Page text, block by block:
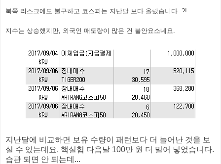
북쪽 리스크에도 불구하고 코스피는 지난달 보다 올랐습니다. ?!
지수는 상승했지만, 외국인 매도량이 많은 건 불안요소네요.
지난달에 비교하면 보유 수량이 패턴보다 더 늘어난 것을 보
실 수 있는데요, 핵실험 다음날 100만 원 더 밀어 넣었습니다.
습관 되면 안 되는데...